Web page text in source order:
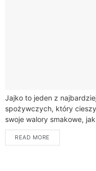
Jajko to jeden z
spożywczych, który
swoje walory smakowe,
jajko, możemy łatwo
READ MORE